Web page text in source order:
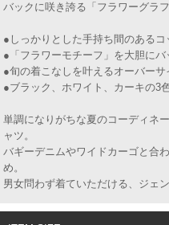
バックに咲き誇る「フラワーグラ
●しっかりとした手持ち間のあるコ
●「フラワーモチーフ」を大胆に
●旬の着こなしを叶えるオーバーサ
●ブラック、ホワイト、カーキの3
単調になりがちな夏のコーディネ
ャツ。
バギーデニムやワイドカーゴと合
め。
男女問わず着ていただける、ジェ